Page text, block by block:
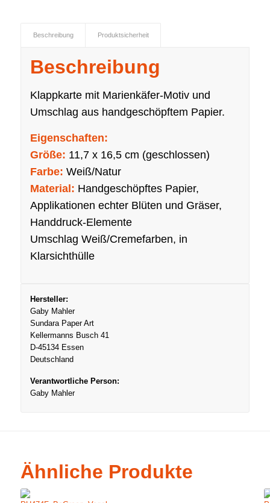
Beschreibung Produktsicherheit
Beschreibung
Klappkarte mit Marienkäfer-Motiv und
Umschlag aus handgeschöpftem Papier.
Eigenschaften:
Größe: 11,7 x 16,5 cm (geschlossen)
Farbe: Weiß/Natur
Material: Handgeschöpftes Papier,
Applikationen echter Blüten und Gräser,
Handdruck-Elemente
Umschlag Weiß/Cremefarben, in
Klarsichthülle
Hersteller:
Gaby Mahler
Sundara Paper Art
Kellermanns Busch 41
D-45134 Essen
Deutschland
Verantwortliche Person:
Gaby Mahler
Ähnliche Produkte